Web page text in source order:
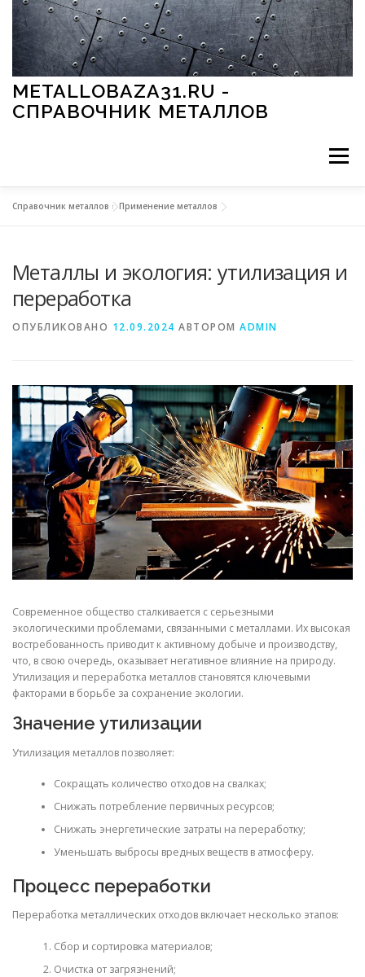
Перейти к содержимому
METALLOBAZA31.RU -
СПРАВОЧНИК МЕТАЛЛОВ
Меню
МЕТАЛЛЫ И ОКРУЖАЮЩАЯ СРЕДА
СВОЙСТВА МЕТАЛЛОВ СОРТА МЕТАЛЛОВ
СТАТЬИ
Справочник металлов »Применение металлов
Металлы и экология: утилизация и
переработка
ОПУБЛИКОВАНО 12.09.2024 АВТОРОМ ADMIN
Современное общество сталкивается с серьезными
экологическими проблемами, связанными с металлами. Их высокая
востребованность приводит к активному добыче и производству,
что, в свою очередь, оказывает негативное влияние на природу.
Утилизация и переработка металлов становятся ключевыми
факторами в борьбе за сохранение экологии.
Значение утилизации
Утилизация металлов позволяет:
Сокращать количество отходов на свалках;
Снижать потребление первичных ресурсов;
Снижать энергетические затраты на переработку;
Уменьшать выбросы вредных веществ в атмосферу.
Процесс переработки
Переработка металлических отходов включает несколько этапов:
Сбор и сортировка материалов;
Очистка от загрязнений;